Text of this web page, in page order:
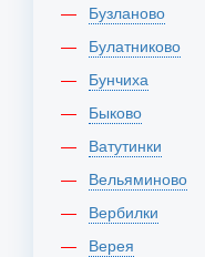
Бузланово
Булатниково
Бунчиха
Быково
Ватутинки
Вельяминово
Вербилки
Верея